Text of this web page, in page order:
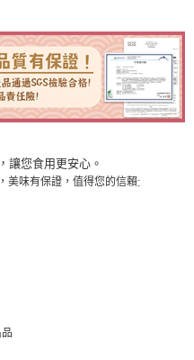
讓您食用更安心。
美味有保證，值得您的信賴: